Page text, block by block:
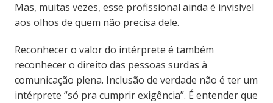
Mas, muitas vezes, esse profissional ainda é invisível
aos olhos de quem não precisa dele.
Reconhecer o valor do intérprete é também
reconhecer o direito das pessoas surdas à
comunicação plena. Inclusão de verdade não é ter um
intérprete “só pra cumprir exigência”. É entender que